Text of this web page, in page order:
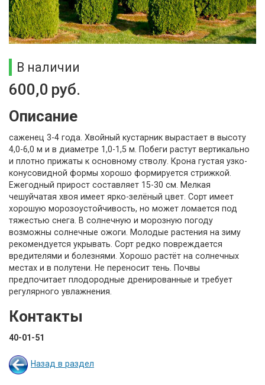
В наличии
600,0 руб.
Описание
саженец 3-4 года. Хвойный кустарник вырастает в высоту
4,0-6,0 м и в диаметре 1,0-1,5 м. Побеги растут вертикально
и плотно прижаты к основному стволу. Крона густая узко-
конусовидной формы хорошо формируется стрижкой.
Ежегодный прирост составляет 15-30 см. Мелкая
чешуйчатая хвоя имеет ярко-зелёный цвет. Сорт имеет
хорошую морозоустойчивость, но может ломается под
тяжестью снега. В солнечную и морозную погоду
возможны солнечные ожоги. Молодые растения на зиму
рекомендуется укрывать. Сорт редко повреждается
вредителями и болезнями. Хорошо растёт на солнечных
местах и в полутени. Не переносит тень. Почвы
предпочитает плодородные дренированные и требует
регулярного увлажнения.
Контакты
40-01-51
Назад в раздел